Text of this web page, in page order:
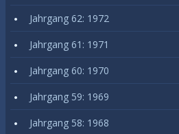
Jahrgang 62: 1972
Jahrgang 61: 1971
Jahrgang 60: 1970
Jahrgang 59: 1969
Jahrgang 58: 1968